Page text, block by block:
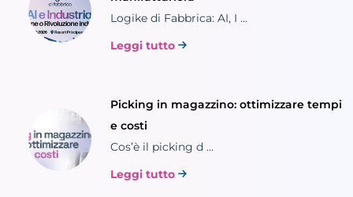
Logike di Fabbrica: AI, I ...
Leggi tutto
Picking in magazzino: ottimizzare tempi
e costi
Cos’è il picking d ...
Leggi tutto